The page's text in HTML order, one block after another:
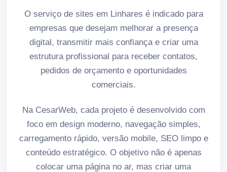
O serviço de sites em Linhares é indicado para
empresas que desejam melhorar a presença
digital, transmitir mais confiança e criar uma
estrutura profissional para receber contatos,
pedidos de orçamento e oportunidades
comerciais.
Na CesarWeb, cada projeto é desenvolvido com
foco em design moderno, navegação simples,
carregamento rápido, versão mobile, SEO limpo e
conteúdo estratégico. O objetivo não é apenas
colocar uma página no ar, mas criar uma